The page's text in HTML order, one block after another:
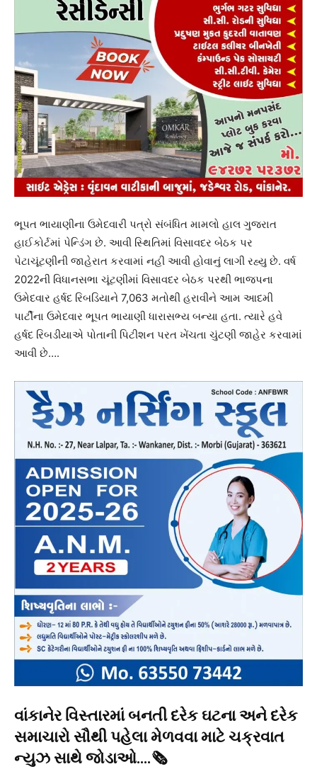
ભૂપત ભાયાણીના ઉમેદવારી પત્રો સંબંધિત મામલો હાલ ગુજરાત
હાઈકોર્ટમાં પેન્ડિંગ છે. આવી સ્થિતિમાં વિસાવદર બેઠક પર
પેટાચૂંટણીની જાહેરાત કરવામાં નહી આવી હોવાનું લાગી રહ્યુ છે. વર્ષ
2022ની વિધાનસભા ચૂંટણીમાં વિસાવદર બેઠક પરથી ભાજપના
ઉમેદવાર હર્ષદ રિબડિયાને 7,063 મતોથી હરાવીને આમ આદમી
પાર્ટીના ઉમેદવાર ભૂપત ભાયાણી ધારાસભ્ય બન્યા હતા. ત્યારે હવે
હર્ષદ રિબડીયાએ પોતાની પિટીશન પરત ખેંચતા ચુંટણી જાહેર કરવામાં
આવી છે….
વાંકાનેર વિસ્તારમાં બનતી દરેક ઘટના અને દરેક
સમાચારો સૌથી પહેલા મેળવવા માટે ચક્રવાત
ન્યુઝ સાથે જોડાઓ….🗞️